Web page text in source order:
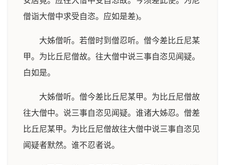
僧诣大僧中求受自恣。应如是差)。
大姊僧听。若僧时到僧忍听。僧今差比丘尼某
甲。为比丘尼僧故。往大僧中说三事自恣见闻疑。
白如是。
大姊僧听。僧今差比丘尼某甲。为比丘尼僧故
往大僧中。说三事自恣见闻疑。谁诸大姊忍。僧差
比丘尼某甲。为比丘尼僧故往大僧中说三事自恣见
闻疑者默然。谁不忍者说。